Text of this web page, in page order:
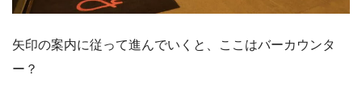
矢印の案内に従って進んでいくと、ここはバーカウンタ
ー？